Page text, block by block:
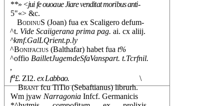
**» <jui fe ouoaue Jiare venditat moribus anti-
5"«> &c.
BodinuS (Joan) fua ex Scaligero defum-
^t. Vide Scaiigerana prima pag.ai. cx aliij.
^kmf.GalLQrient.p.ly
^Bonifacius(Balthafar) habet fuat%
^offio BailletJugemdeSfaVanspart. t.Tcrfnil.
,
fa£. ZI2. ex Labbao.
\
Brantfcu TiTio (Sebaftianus) librurh.
Wm jyaw NarragoniaInfcf. Germanicis